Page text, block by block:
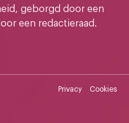
geborgd door een
een redactieraad.
Privacy Cookies